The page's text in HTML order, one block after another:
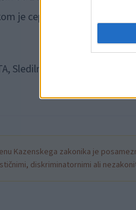
je cepljenih 32,2 odstotka
Sledilnik za covid-19
Kazenskega zakonika je
diskriminatornimi ali